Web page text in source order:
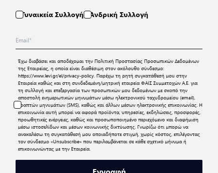
Γυναικεία Συλλογή Ανδρική Συλλογή
Έχω διαβάσει και αποδέχομαι την Πολιτική Προστασίας Προσωπικών Δεδομένων
της Εταιρείας, η οποία είναι διαθέσιμη στον ακόλουθο σύνδεσμο:
https://www.levi.gr/el/privacy-policy. Παρέχω τη ρητή συγκατάθεσή μου στην
Εταιρεία καθώς και στη συνδεδεμένη/μητρική εταιρεία ΦΑΙΣ Συμμετοχών Α.Ε. για
τη συλλογή και επεξεργασία των προσωπικών μου δεδομένων με σκοπό την
αποστολή ενημερωτικών μηνυμάτων μέσω ηλεκτρονικού ταχυδρομείου (email),
γραπτών μηνυμάτων (SMS), καθώς και άλλων μέσων ηλεκτρονικής επικοινωνίας. Η
επικοινωνία αυτή μπορεί να αφορά προϊόντα, υπηρεσίες, εκδηλώσεις, προσφορές,
προωθητικές ενέργειες, καθώς και προσωποποιημένο περιεχόμενο και διαφήμιση
μέσω ιστοσελίδων και μέσων κοινωνικής δικτύωσης. Γνωρίζω ότι μπορώ να
ανακαλέσω τη συγκατάθεσή μου οποιαδήποτε στιγμή, χωρίς κόστος, επιλέγοντας
τον σύνδεσμο «Unsubscribe» που περιλαμβάνεται σε κάθε σχετικό μήνυμα ή
επικοινωνώντας με την Εταιρεία.